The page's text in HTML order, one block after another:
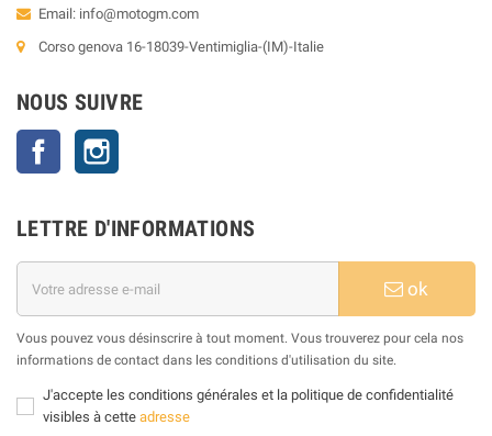
Email: info@motogm.com
Corso genova 16-18039-Ventimiglia-(IM)-Italie
NOUS SUIVRE
Facebook
LETTRE D'INFORMATIONS
ok
Vous pouvez vous désinscrire à tout moment. Vous trouverez pour cela nos
informations de contact dans les conditions d'utilisation du site.
J'accepte les conditions générales et la politique de confidentialité
visibles à cette adresse